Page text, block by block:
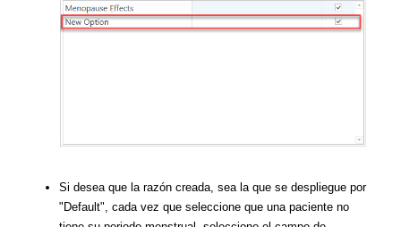
Si desea que la razón creada, sea la que se despliegue por
"Default", cada vez que seleccione que una paciente no